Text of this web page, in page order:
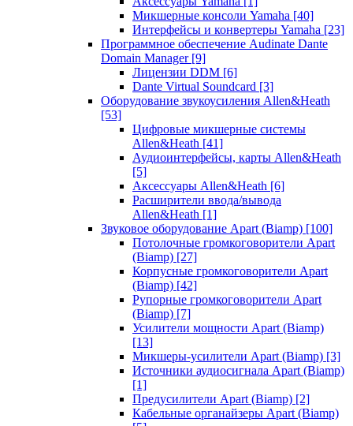
Микшерные консоли Yamaha [40]
Интерфейсы и конвертеры Yamaha [23]
Программное обеспечение Audinate Dante
Domain Manager [9]
Лицензии DDM [6]
Dante Virtual Soundcard [3]
Оборудование звукоусиления Allen&Heath
[53]
Цифровые микшерные системы
Allen&Heath [41]
Аудиоинтерфейсы, карты Allen&Heath
[5]
Аксессуары Allen&Heath [6]
Расширители ввода/вывода
Allen&Heath [1]
Звуковое оборудование Apart (Biamp) [100]
Потолочные громкоговорители Apart
(Biamp) [27]
Корпусные громкоговорители Apart
(Biamp) [42]
Рупорные громкоговорители Apart
(Biamp) [7]
Усилители мощности Apart (Biamp)
[13]
Микшеры-усилители Apart (Biamp) [3]
Источники аудиосигнала Apart (Biamp)
[1]
Предусилители Apart (Biamp) [2]
Кабельные органайзеры Apart (Biamp)